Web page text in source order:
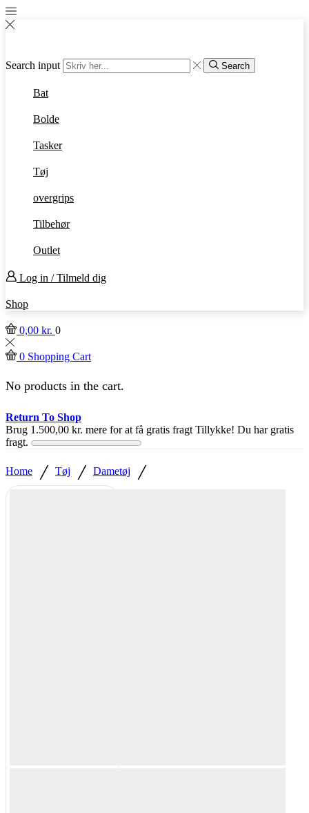
Search input Search
Bat
Bolde
Tasker
Tøj
overgrips
Tilbehør
Outlet
Log in / Tilmeld dig
Shop
0,00 kr. 0
0 Shopping Cart
No products in the cart.
Return To Shop
Brug 1.500,00 kr. mere for at få gratis fragt Tillykke! Du har gratis
fragt.
Home / Tøj / Dametøj /